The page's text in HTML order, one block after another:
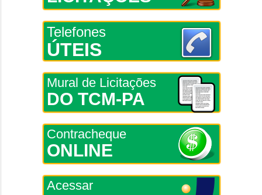
Telefones
ÚTEIS
Mural de Licitações
DO TCM-PA
Contracheque
ONLINE
Acessar